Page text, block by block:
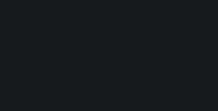
но в итоге осталась
и вернулась домой. Узнав,
с криминальным авторитетом,
Полина в ответ